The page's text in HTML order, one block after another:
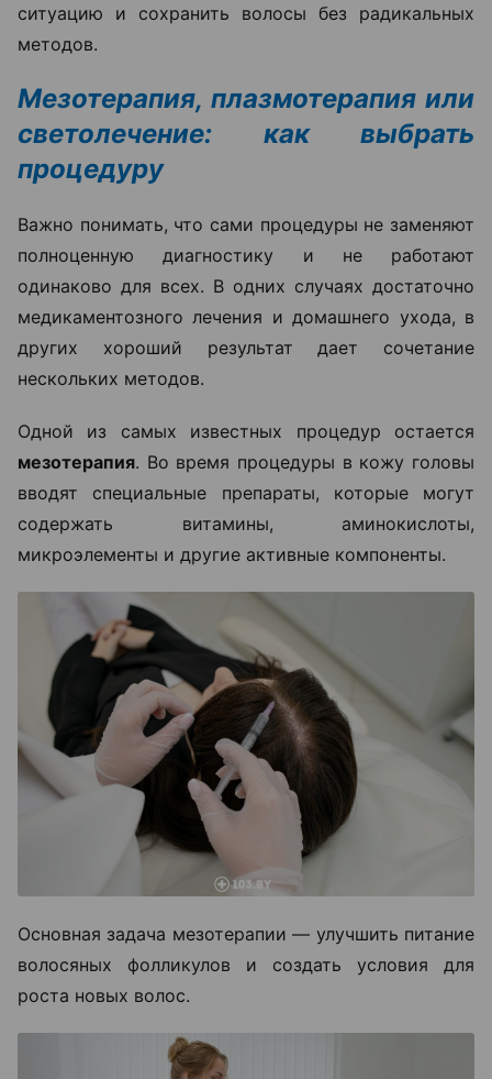
ситуацию и сохранить волосы без радикальных
методов.
Мезотерапия, плазмотерапия или
светолечение: как выбрать
процедуру
Важно понимать, что сами процедуры не заменяют
полноценную диагностику и не работают
одинаково для всех. В одних случаях достаточно
медикаментозного лечения и домашнего ухода, в
других хороший результат дает сочетание
нескольких методов.
Одной из самых известных процедур остается
мезотерапия. Во время процедуры в кожу головы
вводят специальные препараты, которые могут
содержать витамины, аминокислоты,
микроэлементы и другие активные компоненты.
Основная задача мезотерапии — улучшить питание
волосяных фолликулов и создать условия для
роста новых волос.